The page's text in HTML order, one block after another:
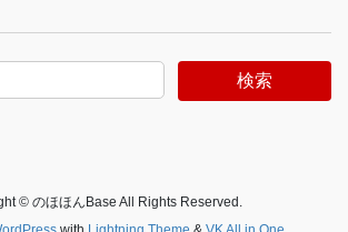
検索
© のほほんBase All Rights Reserved.